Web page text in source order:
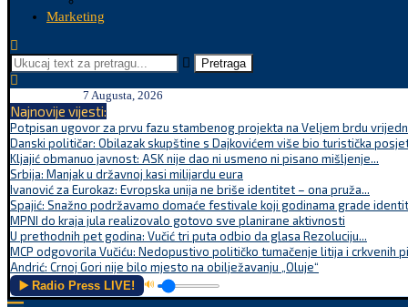
Marketing
Pretraga
7 Augusta, 2026
Najnovije vijesti:
Potpisan ugovor za prvu fazu stambenog projekta na Veljem brdu
Danski političar: Obilazak skupštine s Dajkovićem više bio turistička
Kljajić obmanuo javnost: ASK nije dao ni usmeno ni pisano mišljenje...
Srbija: Manjak u državnoj kasi milijardu eura
Ivanović za Eurokaz: Evropska unija ne briše identitet – ona pruža...
Spajić: Snažno podržavamo domaće festivale koji godinama grade
MPNI do kraja jula realizovalo gotovo sve planirane aktivnosti
U prethodnih pet godina: Vučić tri puta odbio da glasa Rezoluciju...
MCP odgovorila Vučiću: Nedopustivo političko tumačenje litija i crkvenih
Andrić: Crnoj Gori nije bilo mjesto na obilježavanju „Oluje“
▶️ Radio Press LIVE! 🔊